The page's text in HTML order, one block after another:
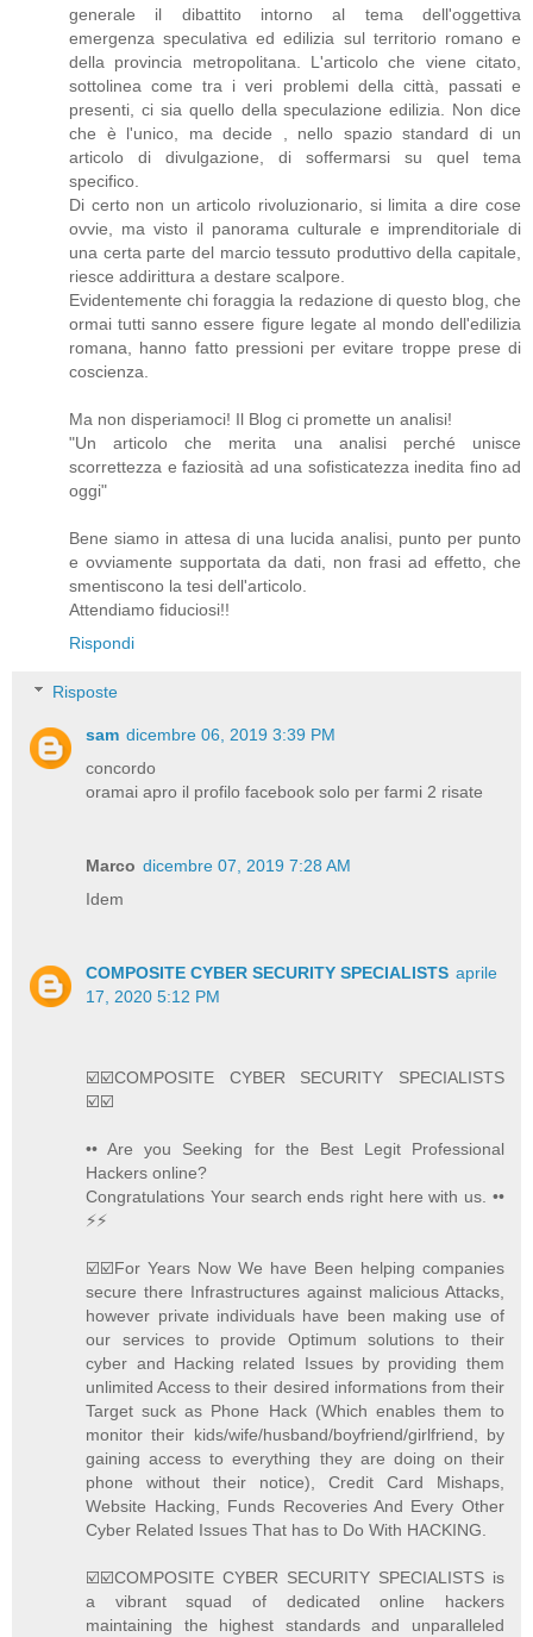
generale il dibattito intorno al tema dell'oggettiva
emergenza speculativa ed edilizia sul territorio romano e
della provincia metropolitana. L'articolo che viene citato,
sottolinea come tra i veri problemi della città, passati e
presenti, ci sia quello della speculazione edilizia. Non dice
che è l'unico, ma decide , nello spazio standard di un
articolo di divulgazione, di soffermarsi su quel tema
specifico.
Di certo non un articolo rivoluzionario, si limita a dire cose
ovvie, ma visto il panorama culturale e imprenditoriale di
una certa parte del marcio tessuto produttivo della capitale,
riesce addirittura a destare scalpore.
Evidentemente chi foraggia la redazione di questo blog, che
ormai tutti sanno essere figure legate al mondo dell'edilizia
romana, hanno fatto pressioni per evitare troppe prese di
coscienza.
Ma non disperiamoci! Il Blog ci promette un analisi!
"Un articolo che merita una analisi perché unisce
scorrettezza e faziosità ad una sofisticatezza inedita fino ad
oggi"
Bene siamo in attesa di una lucida analisi, punto per punto
e ovviamente supportata da dati, non frasi ad effetto, che
smentiscono la tesi dell'articolo.
Attendiamo fiduciosi!!
Rispondi
Risposte
sam dicembre 06, 2019 3:39 PM
concordo
oramai apro il profilo facebook solo per farmi 2 risate
Marco dicembre 07, 2019 7:28 AM
Idem
COMPOSITE CYBER SECURITY SPECIALISTS aprile
17, 2020 5:12 PM
☑️☑️COMPOSITE CYBER SECURITY SPECIALISTS
☑️☑️
•• Are you Seeking for the Best Legit Professional
Hackers online?
Congratulations Your search ends right here with us. ••
⚡️⚡️
☑️☑️For Years Now We have Been helping companies
secure there Infrastructures against malicious Attacks,
however private individuals have been making use of
our services to provide Optimum solutions to their
cyber and Hacking related Issues by providing them
unlimited Access to their desired informations from their
Target suck as Phone Hack (Which enables them to
monitor their kids/wife/husband/boyfriend/girlfriend, by
gaining access to everything they are doing on their
phone without their notice), Credit Card Mishaps,
Website Hacking, Funds Recoveries And Every Other
Cyber Related Issues That has to Do With HACKING.
☑️☑️COMPOSITE CYBER SECURITY SPECIALISTS is
a vibrant squad of dedicated online hackers
maintaining the highest standards and unparalleled